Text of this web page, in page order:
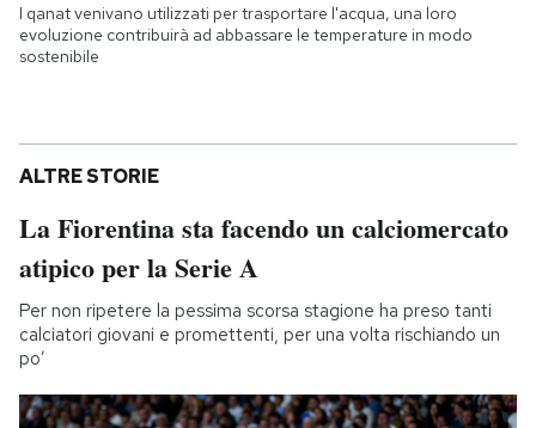
I qanat venivano utilizzati per trasportare l'acqua, una loro
evoluzione contribuirà ad abbassare le temperature in modo
sostenibile
ALTRE STORIE
La Fiorentina sta facendo un calciomercato
atipico per la Serie A
Per non ripetere la pessima scorsa stagione ha preso tanti
calciatori giovani e promettenti, per una volta rischiando un
po’